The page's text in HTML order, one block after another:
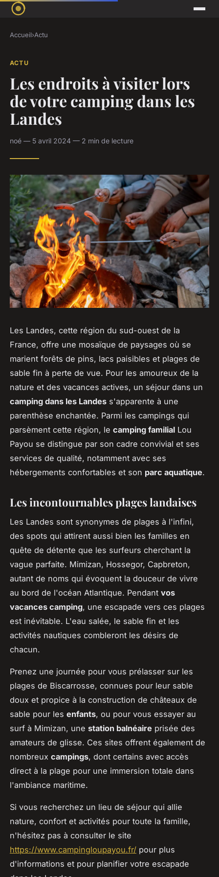
Accueil›Actu
ACTU
Les endroits à visiter lors
de votre camping dans les
Landes
noé — 5 avril 2024 — 2 min de lecture
Les Landes, cette région du sud-ouest de la
France, offre une mosaïque de paysages où se
marient forêts de pins, lacs paisibles et plages de
sable fin à perte de vue. Pour les amoureux de la
nature et des vacances actives, un séjour dans un
camping dans les Landes s'apparente à une
parenthèse enchantée. Parmi les campings qui
parsèment cette région, le camping familial Lou
Payou se distingue par son cadre convivial et ses
services de qualité, notamment avec ses
hébergements confortables et son parc aquatique.
Les incontournables plages landaises
Les Landes sont synonymes de plages à l'infini,
des spots qui attirent aussi bien les familles en
quête de détente que les surfeurs cherchant la
vague parfaite. Mimizan, Hossegor, Capbreton,
autant de noms qui évoquent la douceur de vivre
au bord de l'océan Atlantique. Pendant vos
vacances camping, une escapade vers ces plages
est inévitable. L'eau salée, le sable fin et les
activités nautiques combleront les désirs de
chacun.
Prenez une journée pour vous prélasser sur les
plages de Biscarrosse, connues pour leur sable
doux et propice à la construction de châteaux de
sable pour les enfants, ou pour vous essayer au
surf à Mimizan, une station balnéaire prisée des
amateurs de glisse. Ces sites offrent également de
nombreux campings, dont certains avec accès
direct à la plage pour une immersion totale dans
l'ambiance maritime.
Si vous recherchez un lieu de séjour qui allie
nature, confort et activités pour toute la famille,
n'hésitez pas à consulter le site
https://www.campingloupayou.fr/ pour plus
d'informations et pour planifier votre escapade